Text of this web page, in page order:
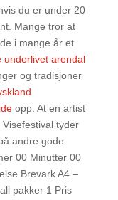
du er under 20
Mange tror at
i mange år et
underlivet arendal
og tradisjoner
opp. At en artist
tyder
andre gode
00 Minutter 00
Brevark A4 –
pakker 1 Pris